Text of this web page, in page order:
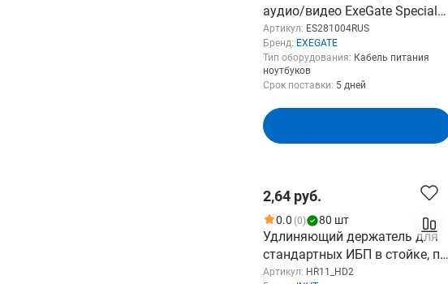
аудио/видео ExeGate Special
PCN-0.5S-EU->C7/2x0.5
(Евровилка CEE7/16->C7,
2*0.5mm2, CCA, черный, 0.5м)
ES281004RUS
Артикул: ES281004RUS
Бренд: EXEGATE
Тип оборудования: Кабель питания
ноутбуков
Срок поставки: 5 дней
2,64 руб.
0.0 (0) 80 шт
Удлиняющий держатель для
стандартных ИБП в стойке, по
4 шт для каждого ИБП/
Артикул: HR11_HD2